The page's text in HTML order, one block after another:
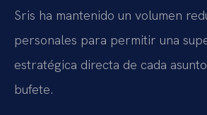
Sris ha mantenido un volumen
personales para permitir una
estratégica directa de cada
bufete.